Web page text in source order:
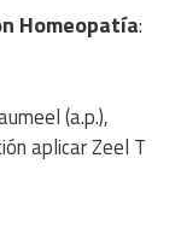
Homeopatía:
(a.p.),
aplicar Zeel T